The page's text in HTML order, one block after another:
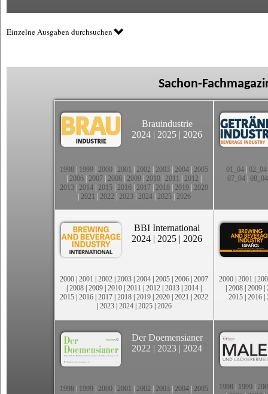
Einzelne Ausgaben durchsuchen
Sachon-
Brauindustrie
2024 | 2025 | 2026
1998 1999 2000 2001 2002 2003 2004 2005
2006 2007 2008 2009 2010 2011 2012
2013 2014 2015 2016 2017 2018 2019 2020
2021 2022 2023| 2024| 2025| 2026
01_04| 02_04
07_04 08_04
BBI International
2024 | 2025 | 2026
2000 | 2001 | 2002 | 2003 | 2004 | 2005 | 2006 | 2007
| 2008 | 2009 | 2010 | 2011 | 2012 | 2013 | 2014 |
2015 | 2016 | 2017 | 2018 | 2019 | 2020 | 2021 | 2022
| 2023| 2024| 2025| 2026
2000 | 2001 |
| 2008 | 2009 |
2015 | 2016 |
Der Doemensianer
2022 | 2023 | 2024
1998 1999 2000 2001 2002 2003 2004 2005
1998 1999